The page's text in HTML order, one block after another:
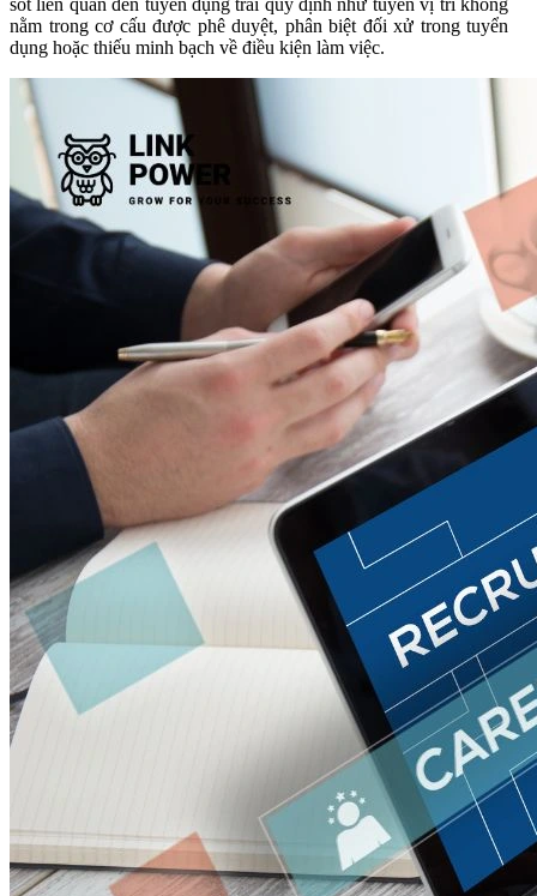
nằm trong cơ cấu được phê duyệt, phân biệt đối xử trong tuyển
dụng hoặc thiếu minh bạch về điều kiện làm việc.